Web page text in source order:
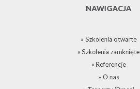
NAWIGACJA
» Szkolenia otwarte
» Szkolenia zamknięte
» Referencje
» O nas